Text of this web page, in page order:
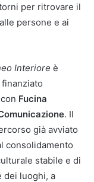
per ritrovare il
persone e ai
Interiore è
finanziato
Fucina
. Il
già avviato
consolidamento
stabile e di
dei luoghi, a